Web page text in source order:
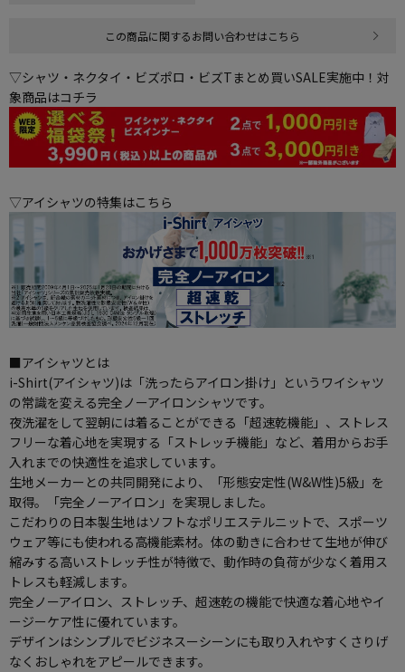
この商品に関するお問い合わせはこちら
▽シャツ・ネクタイ・ビズポロ・ビズTまとめ買いSALE実施中！対
象商品はコチラ
▽アイシャツの特集はこちら
■アイシャツとは
i-Shirt(アイシャツ)は「洗ったらアイロン掛け」というワイシャツ
の常識を変える完全ノーアイロンシャツです。
夜洗濯をして翌朝には着ることができる「超速乾機能」、ストレス
フリーな着心地を実現する「ストレッチ機能」など、着用からお手
入れまでの快適性を追求しています。
生地メーカーとの共同開発により、「形態安定性(W&W性)5級」を
取得。「完全ノーアイロン」を実現しました。
こだわりの日本製生地はソフトなポリエステルニットで、スポーツ
ウェア等にも使われる高機能素材。体の動きに合わせて生地が伸び
縮みする高いストレッチ性が特徴で、動作時の負荷が少なく着用ス
トレスも軽減します。
完全ノーアイロン、ストレッチ、超速乾の機能で快適な着心地やイ
ージーケア性に優れています。
デザインはシンプルでビジネスーシーンにも取り入れやすくさりげ
なくおしゃれをアピールできます。